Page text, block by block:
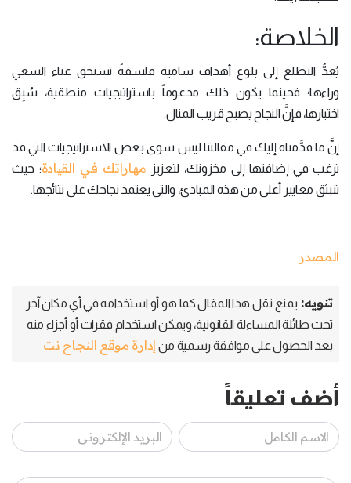
الخلاصة:
يُعدُّ التطلع إلى بلوغ أهداف سامية فلسفةً تستحق عناء السعي
وراءها؛ فحينما يكون ذلك مدعوماً باستراتيجيات منطقية، سُبِق
اختبارها، فإنَّ النجاح يصبح قريب المنال.
إنَّ ما قدَّمناه إليك في مقالتنا ليس سوى بعض الاستراتيجيات التي قد
ترغب في إضافتها إلى مخزونك، لتعزيز مهاراتك في القيادة؛ حيث
تنبثق معايير أعلى من هذه المبادئ، والتي يعتمد نجاحك على نتائجها.
المصدر
تنويه: يمنع نقل هذا المقال كما هو أو استخدامه في أي مكان آخر
تحت طائلة المساءلة القانونية، ويمكن استخدام فقرات أو أجزاء منه
بعد الحصول على موافقة رسمية من إدارة موقع النجاح نت
أضف تعليقاً